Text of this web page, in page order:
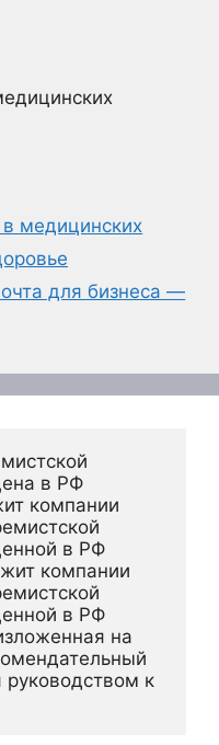
медицинских
для бизнеса —
в РФ
компании
в РФ
компании
в РФ
на
руководством к